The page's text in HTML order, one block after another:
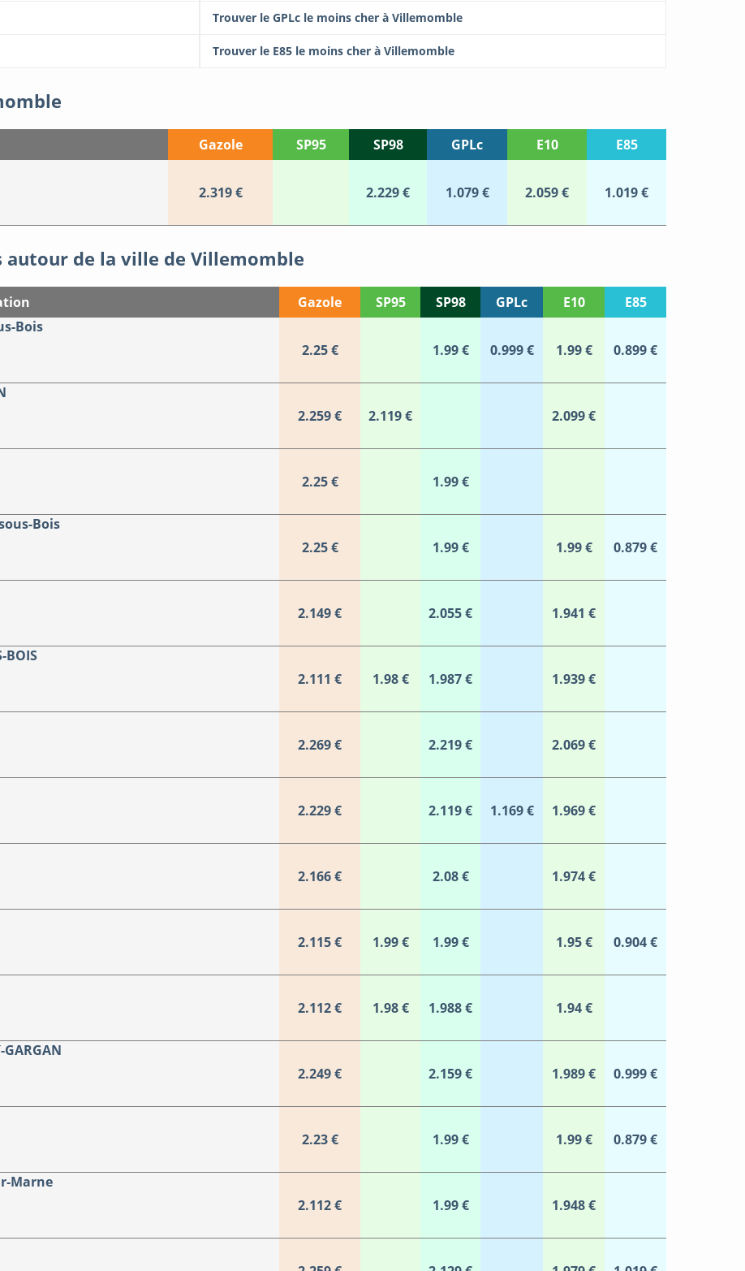
Trouver le GPLc le moins cher à Villemomble
Trouver le E85 le moins cher à Villemomble
Gazole SP95 SP98 GPLc E10
E85
2.319 € 2.229 € 1.079 € 2.059 € 1.019 €
autour de la ville de Villemomble
Gazole SP95 SP98 GPLc E10
E85
Bois
2.25 € 1.99 € 0.999 € 1.99 € 0.899 €
2.259 € 2.119 € 2.099 €
2.25 € 1.99 €
Bois
2.25 € 1.99 € 1.99 € 0.879 €
2.149 € 2.055 € 1.941 €
BOIS
2.111 € 1.98 € 1.987 € 1.939 €
2.269 € 2.219 € 2.069 €
2.229 € 2.119 € 1.169 € 1.969 €
2.166 € 2.08 € 1.974 €
2.115 € 1.99 € 1.99 € 1.95 € 0.904 €
2.112 € 1.98 € 1.988 € 1.94 €
GARGAN
2.249 € 2.159 € 1.989 € 0.999 €
2.23 € 1.99 € 1.99 € 0.879 €
Marne
2.112 € 1.99 € 1.948 €